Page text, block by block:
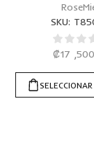
SKU:
₡17